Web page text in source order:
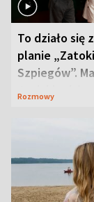
To działo się
planie „Zatoki
Szpiegów”.
Janicki odsłonił
Rozmowy